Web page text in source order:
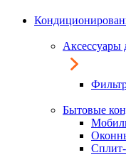
Аксессуары
Бытовые
Сплит-